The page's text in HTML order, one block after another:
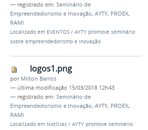
— registrado em: Seminário de
Empreendedorismo e Inovação, AYTY, PROEX,
RAMI
Localizado em EVENTOS / AYTY promove seminário
sobre empreendedorismo e inovação
logos1.png
por Milton Barros
— última modificação 15/03/2018 12h43
— registrado em: Seminário de
Empreendedorismo e Inovação, AYTY, PROEX,
RAMI
Localizado em Notícias / AYTY promove seminário